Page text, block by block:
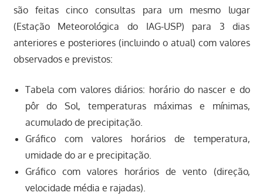
são feitas cinco consultas para um mesmo lugar
(Estação Meteorológica do IAG-USP) para 3 dias
anteriores e posteriores (incluindo o atual) com valores
observados e previstos:
Tabela com valores diários: horário do nascer e do
pôr do Sol, temperaturas máximas e mínimas,
acumulado de precipitação.
Gráfico com valores horários de temperatura,
umidade do ar e precipitação.
Gráfico com valores horários de vento (direção,
velocidade média e rajadas).